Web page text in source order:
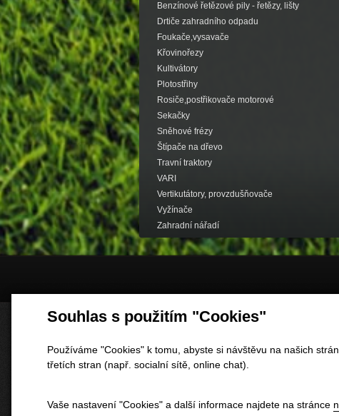
Souhlas s použitím "Cookies"
Používáme "Cookies" k tomu, abyste si návštěvu na našich
třetích stran (např. socialní sítě, online chat).
Vaše nastavení "Cookies" a další informace najdete na stránce
Benzínové řetězové pily - řetězy, lišty
Drtiče zahradního odpadu
Foukače,vysavače
Křovinořezy
Kultivátory
Plotostřihy
Rosiče,postřikovače motorové
Sekačky
Sněhové frézy
Štípače na dřevo
Travní traktory
VARI
Vertikutátory, provzdušňovače
Vyžínače
Zahradní nářadí